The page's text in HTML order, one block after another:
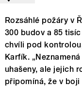
Rozsáhlé požáry v
300 budov a 85
chvíli pod
Karfík.
uhašeny, ale jejich
připomíná, že v